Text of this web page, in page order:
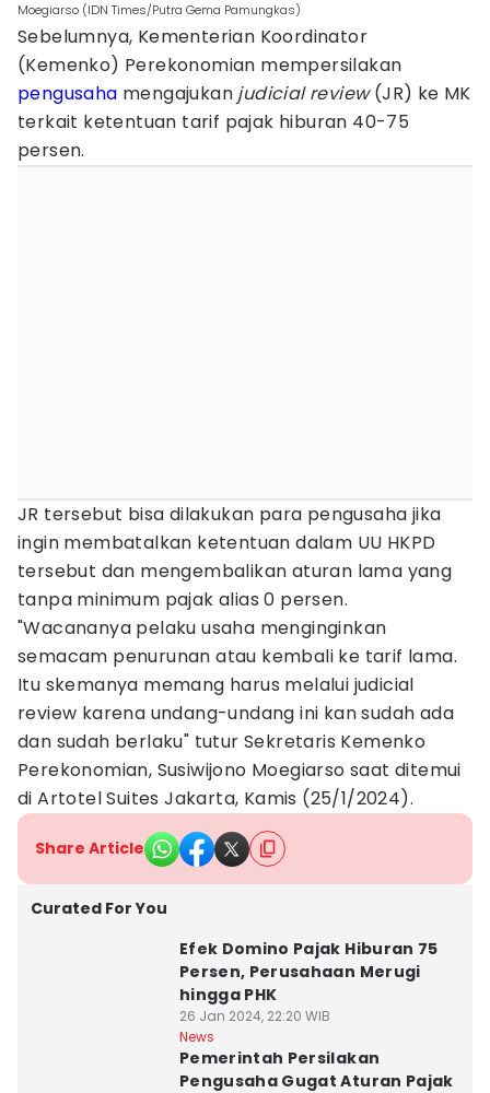
Moegiarso (IDN Times/Putra Gema Pamungkas)
Sebelumnya, Kementerian Koordinator
(Kemenko) Perekonomian mempersilakan
pengusaha mengajukan judicial review(JR) ke MK
terkait ketentuan tarif pajak hiburan 40-75
persen.
JR tersebut bisa dilakukan para pengusaha jika
ingin membatalkan ketentuan dalam UU HKPD
tersebut dan mengembalikan aturan lama yang
tanpa minimum pajak alias 0 persen.
"Wacananya pelaku usaha menginginkan
semacam penurunan atau kembali ke tarif lama.
Itu skemanya memang harus melalui judicial
review karena undang-undang ini kan sudah ada
dan sudah berlaku" tutur Sekretaris Kemenko
Perekonomian, Susiwijono Moegiarso saat ditemui
di Artotel Suites Jakarta, Kamis (25/1/2024).
Share Article
Curated For You
Efek Domino Pajak Hiburan 75
Persen, Perusahaan Merugi
hingga PHK
26 Jan 2024, 22:20 WIB
News
Pemerintah Persilakan
Pengusaha Gugat Aturan Pajak